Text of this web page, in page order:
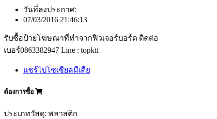
วันที่ลงประกาศ:
07/03/2016 21:46:13
รับซื้อป้ายโฆษณาที่ทำจากฟิวเจอร์บอร์ด ติดต่อ
เบอร์0863382947 Line : topktt
แชร์ไปโซเชียลมีเดีย
ต้องการซื้อ
ประเภทวัสดุ: พลาสติก